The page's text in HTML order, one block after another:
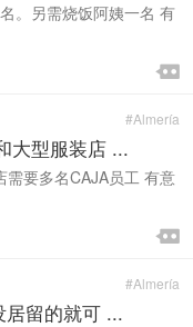
。另需烧饭阿姨一名 有


#Almería
大型服装店 ...
需要多名CAJA员工 有意


#Almería
留的就可 ...